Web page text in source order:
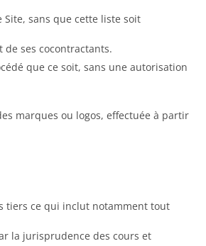
sans que cette liste soit
ses cocontractants.
que ce soit, sans une autorisation
marques ou logos, effectuée à partir
tiers ce qui inclut notamment tout
la jurisprudence des cours et